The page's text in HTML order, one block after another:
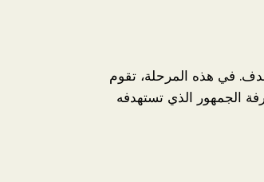
في هذه المرحلة، تقوم
الجمهور الذي تستهدفه